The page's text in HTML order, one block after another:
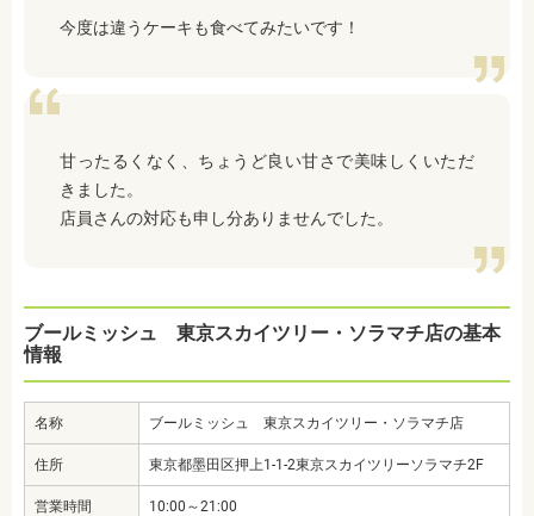
今度は違うケーキも食べてみたいです！
甘ったるくなく、ちょうど良い甘さで美味しくいただ
きました。
店員さんの対応も申し分ありませんでした。
ブールミッシュ 東京スカイツリー・ソラマチ店の基本
情報
名称 ブールミッシュ 東京スカイツリー・ソラマチ店
住所 東京都墨田区押上1-1-2東京スカイツリーソラマチ2F
営業時間 10:00～21:00